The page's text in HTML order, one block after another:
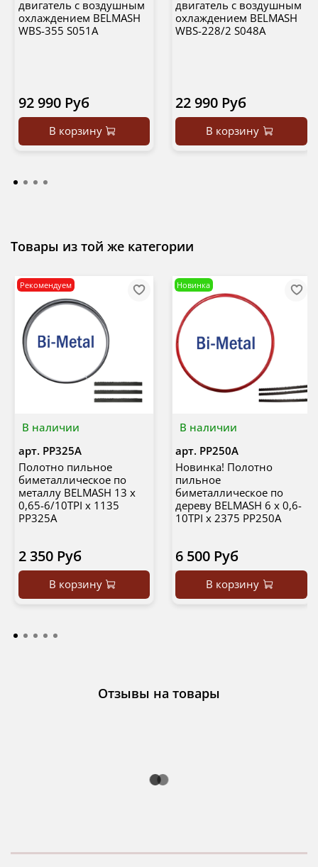
двигатель с воздушным
охлаждением BELMASH
WBS-355 S051A
92 990 Руб
В корзину
двигатель с воздушным
охлаждением BELMASH
WBS-228/2 S048A
22 990 Руб
В корзину
Товары из той же категории
В наличии
Рекомендуем
арт. PP325A
Полотно пильное
биметаллическое по
металлу BELMASH 13 x
0,65-6/10TPI х 1135
PP325A
2 350 Руб
В корзину
В наличии
Новинка
арт. PP250A
Новинка! Полотно
пильное
биметаллическое по
дереву BELMASH 6 x 0,6-
10TPI x 2375 PP250A
6 500 Руб
В корзину
Отзывы на товары